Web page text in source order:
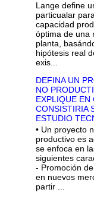
Lange define
particualar
capacidad
óptima de una
planta,
hipótesis real
exis...
DEFINA UN
NO
EXPLIQUE EN
CONSISTIRIA
ESTUDIO
• Un proyecto
productivo es
se enfoca en
siguientes
- Promoción
en nuevos
partir ...